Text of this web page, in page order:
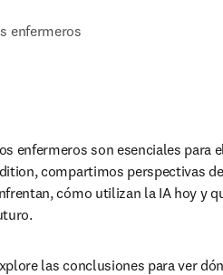
enfermeros
enfermeros son esenciales para
compartimos perspectivas
cómo utilizan la IA hoy y
las conclusiones para ver